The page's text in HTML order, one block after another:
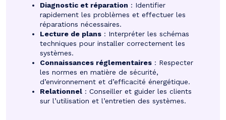
Diagnostic et réparation : Identifier
rapidement les problèmes et effectuer les
réparations nécessaires.
Lecture de plans : Interpréter les schémas
techniques pour installer correctement les
systèmes.
Connaissances réglementaires : Respecter
les normes en matière de sécurité,
d’environnement et d’efficacité énergétique.
Relationnel : Conseiller et guider les clients
sur l’utilisation et l’entretien des systèmes.